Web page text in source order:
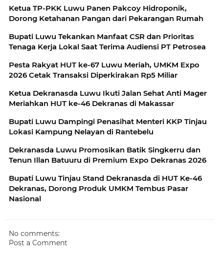
Ketua TP-PKK Luwu Panen Pakcoy Hidroponik,
Dorong Ketahanan Pangan dari Pekarangan Rumah
Bupati Luwu Tekankan Manfaat CSR dan Prioritas
Tenaga Kerja Lokal Saat Terima Audiensi PT Petrosea
Pesta Rakyat HUT ke-67 Luwu Meriah, UMKM Expo
2026 Cetak Transaksi Diperkirakan Rp5 Miliar
Ketua Dekranasda Luwu Ikuti Jalan Sehat Anti Mager
Meriahkan HUT ke-46 Dekranas di Makassar
Bupati Luwu Dampingi Penasihat Menteri KKP Tinjau
Lokasi Kampung Nelayan di Rantebelu
Dekranasda Luwu Promosikan Batik Singkerru dan
Tenun Illan Batuuru di Premium Expo Dekranas 2026
Bupati Luwu Tinjau Stand Dekranasda di HUT Ke-46
Dekranas, Dorong Produk UMKM Tembus Pasar
Nasional
No comments:
Post a Comment